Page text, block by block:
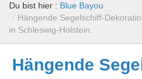
Du bist hier : Blue Bayou
/ Hängende Segelschiff-
in Schleswig-Holstein.
Hängende